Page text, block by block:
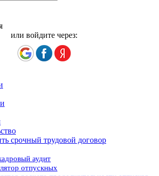
или войдите через:
срочный трудовой договор
аудит
отпускных